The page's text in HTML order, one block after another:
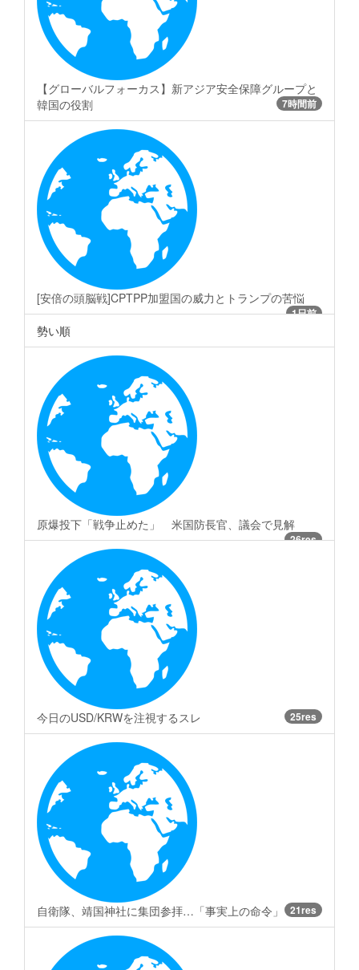
【グローバルフォーカス】新アジア安全保障グループと
韓国の役割
7時間前
[安倍の頭脳戦]CPTPP加盟国の威力とトランプの苦悩
1日前
勢い順
原爆投下「戦争止めた」 米国防長官、議会で見解
26res
今日のUSD/KRWを注視するスレ 25res
自衛隊、靖国神社に集団参拝…「事実上の命令」 21res